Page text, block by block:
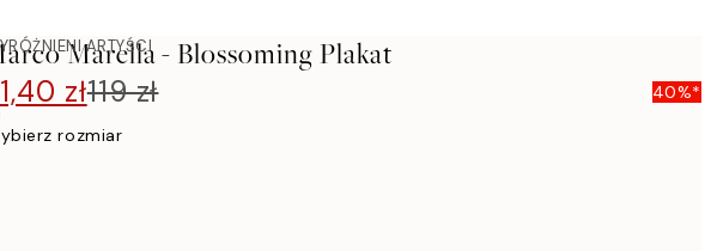
ARTYŚCI
Marella - Blossoming Plakat
zł119 zł 40%*
rozmiar